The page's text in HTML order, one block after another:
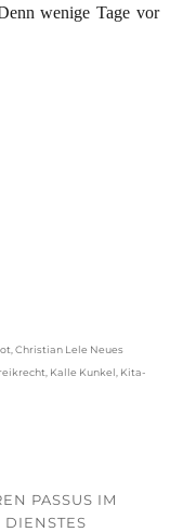
wenige Tage vor
,Christian Lele Neues
Kalle Kunkel Kita-
PASSUS IM
DIENSTES